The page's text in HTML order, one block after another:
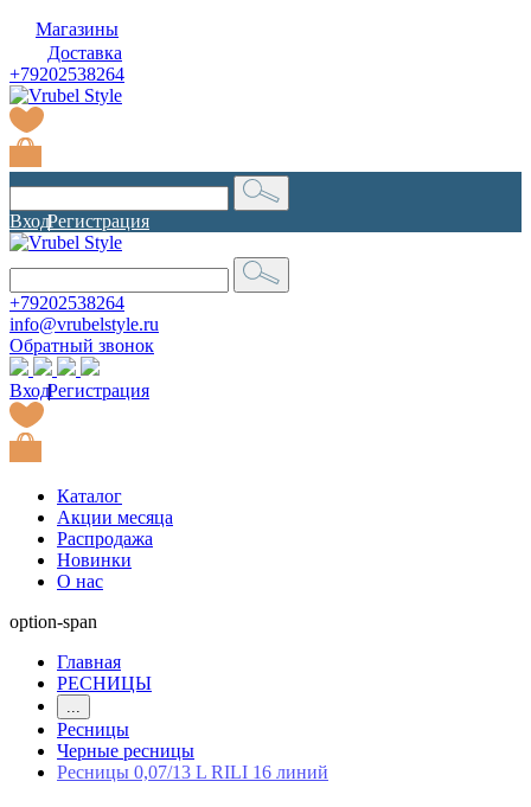
Магазины
Доставка
+79202538264
Вход|
Регистрация
+79202538264
info@vrubelstyle.ru
Обратный звонок
Вход|
Регистрация
Каталог
Акции месяца
Распродажа
Новинки
О нас
option-span
Главная
РЕСНИЦЫ
...
Ресницы
Черные ресницы
Ресницы 0,07/13 L RILI 16 линий